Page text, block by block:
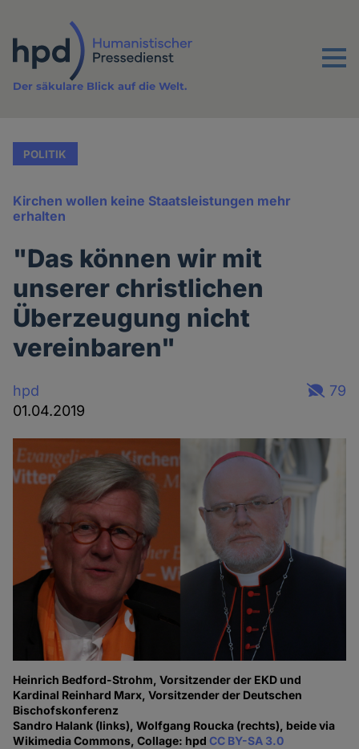
Inhalt
Menu
Der säkulare Blick auf die Welt.
POLITIK
Kirchen wollen keine Staatsleistungen mehr
erhalten
"Das können wir mit
unserer christlichen
Überzeugung nicht
vereinbaren"
hpd
01.04.2019
79
Heinrich Bedford-Strohm, Vorsitzender der EKD und
Kardinal Reinhard Marx, Vorsitzender der Deutschen
Bischofskonferenz
Sandro Halank (links), Wolfgang Roucka (rechts), beide via
Wikimedia Commons, Collage: hpdCC BY-SA 3.0